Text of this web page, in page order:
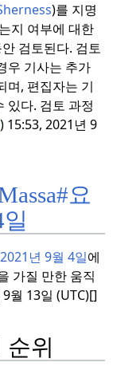
)를 지명
지 여부에 대한
검토된다. 검토
우 기사는 추가
며, 편집자는 기
있다. 검토 과정
) 15:53, 2021년 9
요
년 9월 4일에
가질 만한 움직
월 13일 (UTC)[]
순위